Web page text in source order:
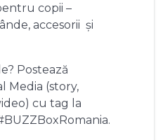
copii –
accesorii și
Postează
Media (story,
cu tag la